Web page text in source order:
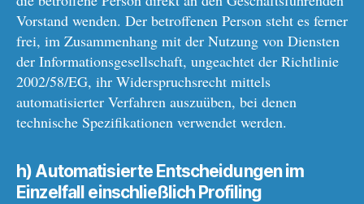
Vorstand wenden. Der betroffenen Person steht es ferner
frei, im Zusammenhang mit der Nutzung von Diensten
der Informationsgesellschaft, ungeachtet der Richtlinie
2002/58/EG, ihr Widerspruchsrecht mittels
automatisierter Verfahren auszuüben, bei denen
technische Spezifikationen verwendet werden.
h) Automatisierte Entscheidungen im
Einzelfall einschließlich Profiling